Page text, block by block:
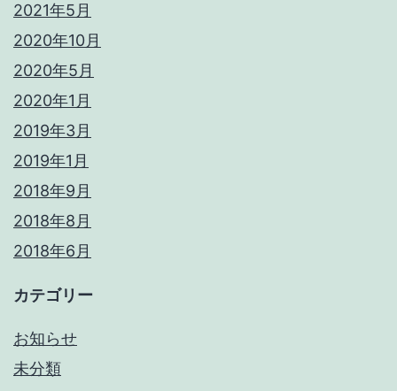
2021年5月
2020年10月
2020年5月
2020年1月
2019年3月
2019年1月
2018年9月
2018年8月
2018年6月
カテゴリー
お知らせ
未分類